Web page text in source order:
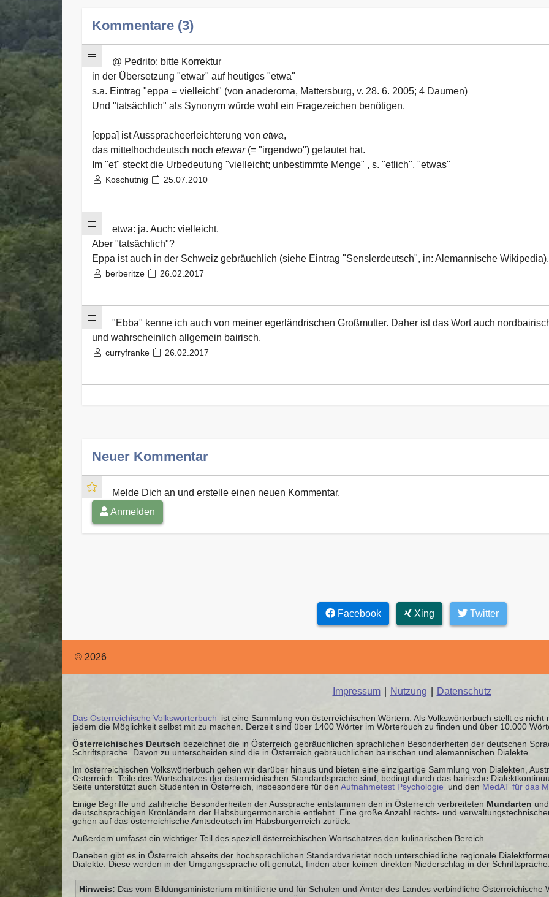
Kommentare (3)
@ Pedrito: bitte Korrektur
in der Übersetzung "etwar" auf heutiges "etwa"
s.a. Eintrag "eppa = vielleicht" (von anaderoma, Mattersburg, v. 28. 6. 2005; 4 Daumen)
Und "tatsächlich" als Synonym würde wohl ein Fragezeichen benötigen.
[eppa] ist Ausspracheerleichterung von etwa,
das mittelhochdeutsch noch etewar(= "irgendwo") gelautet hat.
Im "et" steckt die Urbedeutung "vielleicht; unbestimmte Menge" , s. "etlich", "etwas"
Koschutnig 25.07.2010
etwa: ja. Auch: vielleicht.
Aber "tatsächlich"?
Eppa ist auch in der Schweiz gebräuchlich (siehe Eintrag "Senslerdeutsch", in: Alemannische Wikipedia).
berberitze 26.02.2017
"Ebba" kenne ich auch von meiner egerländrischen Großmutter. Daher ist das Wort auch
und wahrscheinlich allgemein bairisch.
curryfranke 26.02.2017
Neuer Kommentar
Melde Dich an und erstelle einen neuen Kommentar.
Anmelden
Facebook Xing Twitter
© 2026
Impressum Nutzung Datenschutz
Das Österreichische Volkswörterbuch ist eine Sammlung von österreichischen Wörtern. Als Volkswörterbuch stellt es
jedem die Möglichkeit selbst mit zu machen. Derzeit sind über 1400 Wörter im Wörterbuch zu finden und über 10.000
Österreichisches Deutsch bezeichnet die in Österreich gebräuchlichen sprachlichen Besonderheiten der deutschen
Schriftsprache. Davon zu unterscheiden sind die in Österreich gebräuchlichen bairischen und alemannischen Dialekte.
Im österreichischen Volkswörterbuch gehen wir darüber hinaus und bieten eine einzigartige Sammlung von Dialekten,
Österreich. Teile des Wortschatzes der österreichischen Standardsprache sind, bedingt durch das bairische
Seite unterstützt auch Studenten in Österreich, insbesondere für den Aufnahmetest Psychologie und den MedAT für das
Einige Begriffe und zahlreiche Besonderheiten der Aussprache entstammen den in Österreich verbreiteten Mundarten
deutschsprachigen Kronländern der Habsburgermonarchie entlehnt. Eine große Anzahl rechts- und
gehen auf das österreichische Amtsdeutsch im Habsburgerreich zurück.
Außerdem umfasst ein wichtiger Teil des speziell österreichischen Wortschatzes den kulinarischen Bereich.
Daneben gibt es in Österreich abseits der hochsprachlichen Standardvarietät noch unterschiedliche regionale
Dialekte. Diese werden in der Umgangssprache oft genutzt, finden aber keinen direkten Niederschlag in der
Hinweis: Das vom Bildungsministerium mitinitiierte und für Schulen und Ämter des Landes verbindliche